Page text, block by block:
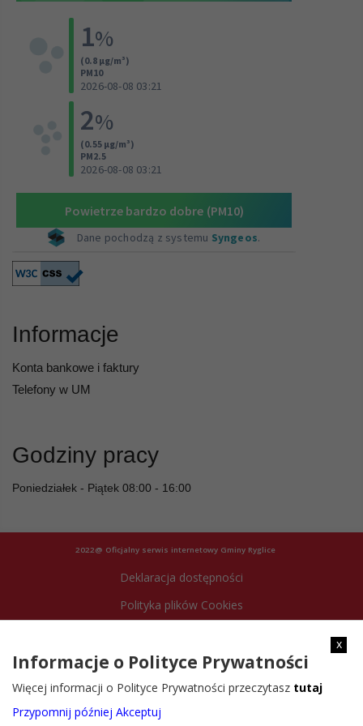
Informacje
Konta bankowe i faktury
Telefony w UM
Godziny pracy
Poniedziałek - Piątek 08:00 - 16:00
2022@ Oficjalny serwis internetowy Gminy Ryglice
Deklaracja dostępności
Polityka plików Cookies
x
Informacje o Polityce Prywatności
Więcej informacji o Polityce Prywatności przeczytasz tutaj
Przypomnij później Akceptuj